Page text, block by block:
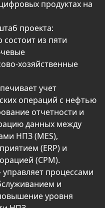
продуктах на
проекта:
из пяти
хозяйственные
учет
операций с нефтью
отчетности и
данных между
НПЗ (MES),
(ERP) и
(CPM).
процессами
и
уровня